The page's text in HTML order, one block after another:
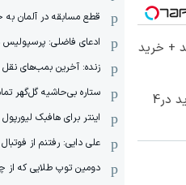
وست تا 60 درصد + خرید
60% تخفیف ویژه جین وست + خرید در4
قطع مسابقه در آلمان به
ادعای فاضلی: پرسپولیس
زنده: آخرین بمب‌های نقل
ستاره بی‌حاشیه گل‌گهر
اینتر برای هافبک لیورپول ۴۰ میلیون یورو جور می‌کند
علی دایی: رفتنم از
دومین توپ طلایی که از